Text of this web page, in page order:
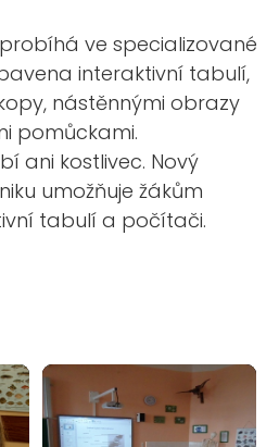
ve specializované
interaktivní tabulí,
nástěnnými obrazy
pomůckami.
ani kostlivec. Nový
umožňuje žákům
tabulí a počítači.